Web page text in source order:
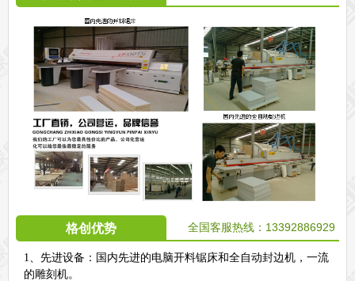
格创优势 全国客服热线：13392886929
1、先进设备：国内先进的电脑开料锯床和全自动封边机，一流
的雕刻机。